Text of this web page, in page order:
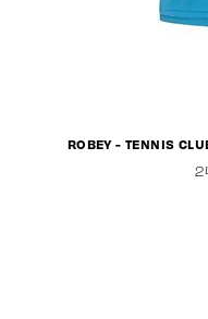
ROBEY - TENNIS